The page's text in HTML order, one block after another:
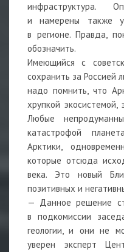
инфраструктура.
и намерены также
в регионе. Правда,
обозначить.
Имеющийся с
сохранить за Россией
надо помнить, что
хрупкой
Любые
катастрофой
Арктики,
которые отсюда
века. Это новый
позитивных и
— Данное решение
в подкомиссии
геологии, и они не
уверен эксперт